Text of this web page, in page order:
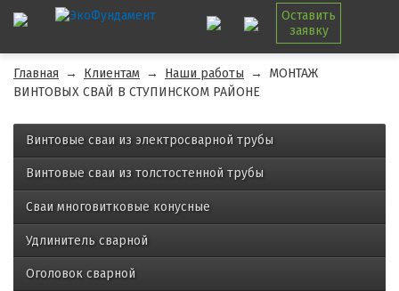
Оставить
заявку
Главная → Клиентам → Наши работы →
МОНТАЖ
ВИНТОВЫХ СВАЙ В СТУПИНСКОМ РАЙОНЕ
Винтовые сваи из электросварной трубы
Винтовые сваи из толстостенной трубы
Сваи многовитковые конусные
Удлинитель сварной
Оголовок сварной